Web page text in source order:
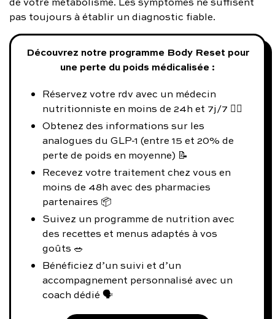
pas toujours à établir un diagnostic fiable.
Découvrez notre programme Body Reset pour
une perte du poids médicalisée :
Réservez votre rdv avec un médecin
nutritionniste en moins de 24h et 7j/7 👨‍⚕️
Obtenez des informations sur les
analogues du GLP-1 (entre 15 et 20% de
perte de poids en moyenne) 📝
Recevez votre traitement chez vous en
moins de 48h avec des pharmacies
partenaires 📦
Suivez un programme de nutrition avec
des recettes et menus adaptés à vos
goûts 🥗
Bénéficiez d’un suivi et d’un
accompagnement personnalisé avec un
coach dédié 🗣️